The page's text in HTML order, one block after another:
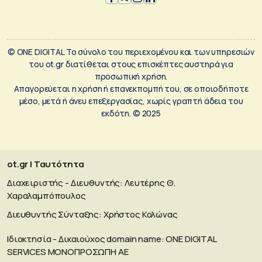
© ONE DIGITAL Το σύνολο του περιεχομένου και των υπηρεσιών
του ot.gr διατίθεται στους επισκέπτες αυστηρά για
προσωπική χρήση.
Απαγορεύεται η χρήση ή επανεκπομπή του, σε οποιοδήποτε
μέσο, μετά ή άνευ επεξεργασίας, χωρίς γραπτή άδεια του
εκδότη. © 2025
ot.gr | Ταυτότητα
Διαχειριστής - Διευθυντής: Λευτέρης Θ.
Χαραλαμπόπουλος
Διευθυντής Σύνταξης: Χρήστος Κολώνας
Ιδιοκτησία - Δικαιούχος domain name: ΟΝΕ DIGITAL
SERVICES MONOΠΡΟΣΩΠΗ ΑΕ